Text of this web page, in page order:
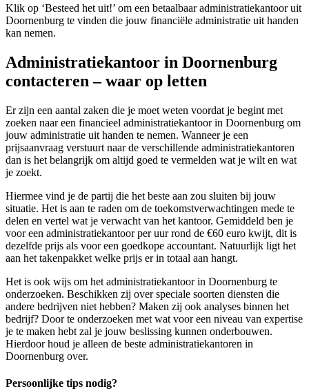
Klik op ‘Besteed het uit!’ om een betaalbaar administratiekantoor uit
Doornenburg te vinden die jouw financiële administratie uit handen
kan nemen.
Administratiekantoor in Doornenburg
contacteren – waar op letten
Er zijn een aantal zaken die je moet weten voordat je begint met
zoeken naar een financieel administratiekantoor in Doornenburg om
jouw administratie uit handen te nemen. Wanneer je een
prijsaanvraag verstuurt naar de verschillende administratiekantoren
dan is het belangrijk om altijd goed te vermelden wat je wilt en wat
je zoekt.
Hiermee vind je de partij die het beste aan zou sluiten bij jouw
situatie. Het is aan te raden om de toekomstverwachtingen mede te
delen en vertel wat je verwacht van het kantoor. Gemiddeld ben je
voor een administratiekantoor per uur rond de €60 euro kwijt, dit is
dezelfde prijs als voor een goedkope accountant. Natuurlijk ligt het
aan het takenpakket welke prijs er in totaal aan hangt.
Het is ook wijs om het administratiekantoor in Doornenburg te
onderzoeken. Beschikken zij over speciale soorten diensten die
andere bedrijven niet hebben? Maken zij ook analyses binnen het
bedrijf? Door te onderzoeken met wat voor een niveau van expertise
je te maken hebt zal je jouw beslissing kunnen onderbouwen.
Hierdoor houd je alleen de beste administratiekantoren in
Doornenburg over.
Persoonlijke tips nodig?